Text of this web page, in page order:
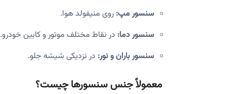
سنسور مپ: روی منیفولد هوا.
سنسور دما: در نقاط مختلف موتور و کابین خودرو.
سنسور باران و نور: در نزدیکی شیشه جلو.
معمولاً جنس سنسورها چیست؟